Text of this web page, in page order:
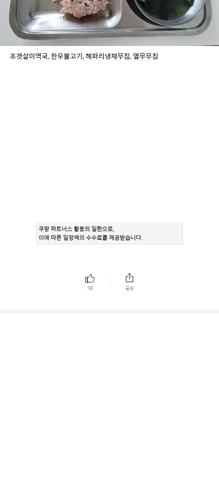
조갯살미역국, 한우불고기, 해파리냉채무침, 열무무침
쿠팡 파트너스 활동의 일환으로,
이에 따른 일정액의 수수료를 제공받습니다.
58 공유